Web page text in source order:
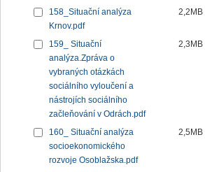
158_Situační analýza
Krnov.pdf
2,2MB
159_ Situační
analýza.Zpráva o
vybraných otázkách
sociálního vyloučení a
nástrojích sociálního
začleňování v Odrách.pdf
2,3MB
160_ Situační analýza
socioekonomického
rozvoje Osoblažska.pdf
2,5MB